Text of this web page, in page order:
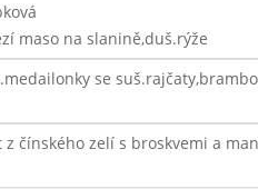
maso na slanině,duš.rýže
se
z čínského zelí s broskvemi a